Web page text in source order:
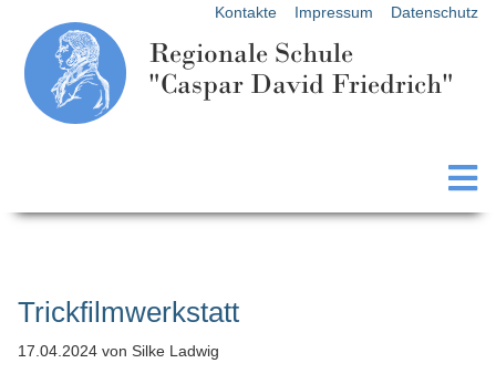
Kontakte Impressum Datenschutz
Regionale Schule
"Caspar David Friedrich"
Trickfilmwerkstatt
17.04.2024 von Silke Ladwig